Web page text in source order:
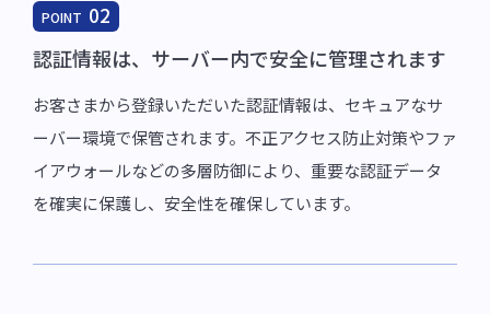
POINT 02
認証情報は、サーバー内で安全に管理されます
お客さまから登録いただいた認証情報は、セキュアなサ
ーバー環境で保管されます。不正アクセス防止対策やファ
イアウォールなどの多層防御により、重要な認証データ
を確実に保護し、安全性を確保しています。